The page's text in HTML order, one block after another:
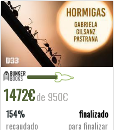
1472€de 950€
154%
recaudado
finalizado
para finalizar